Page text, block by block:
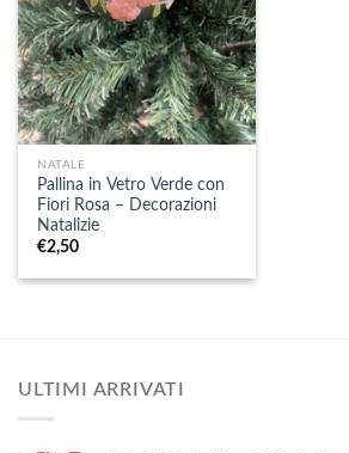
NATALE
Pallina in Vetro Verde con
Fiori Rosa – Decorazioni
Natalizie
€2,50
ULTIMI ARRIVATI